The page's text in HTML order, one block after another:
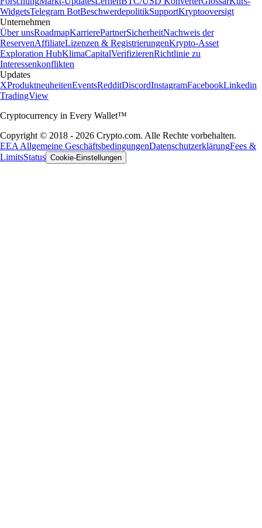
WidgetsTelegram BotBeschwerdepolitikSupportKryptooversigt
Unternehmen
Über unsRoadmapKarrierePartnerSicherheitNachweis der
ReservenAffiliateLizenzen & RegistrierungenKrypto-Asset
Exploration HubKlimaCapitalVerifizierenRichtlinie zu
Interessenkonflikten
Updates
XProduktneuheitenEventsRedditDiscordInstagramFacebookLinkedin
TradingView
Cryptocurrency in Every Wallet™
Copyright © 2018 - 2026 Crypto.com. Alle Rechte vorbehalten.
EEA Allgemeine GeschäftsbedingungenDatenschutzerklärungFees &
LimitsStatus Cookie-Einstellungen